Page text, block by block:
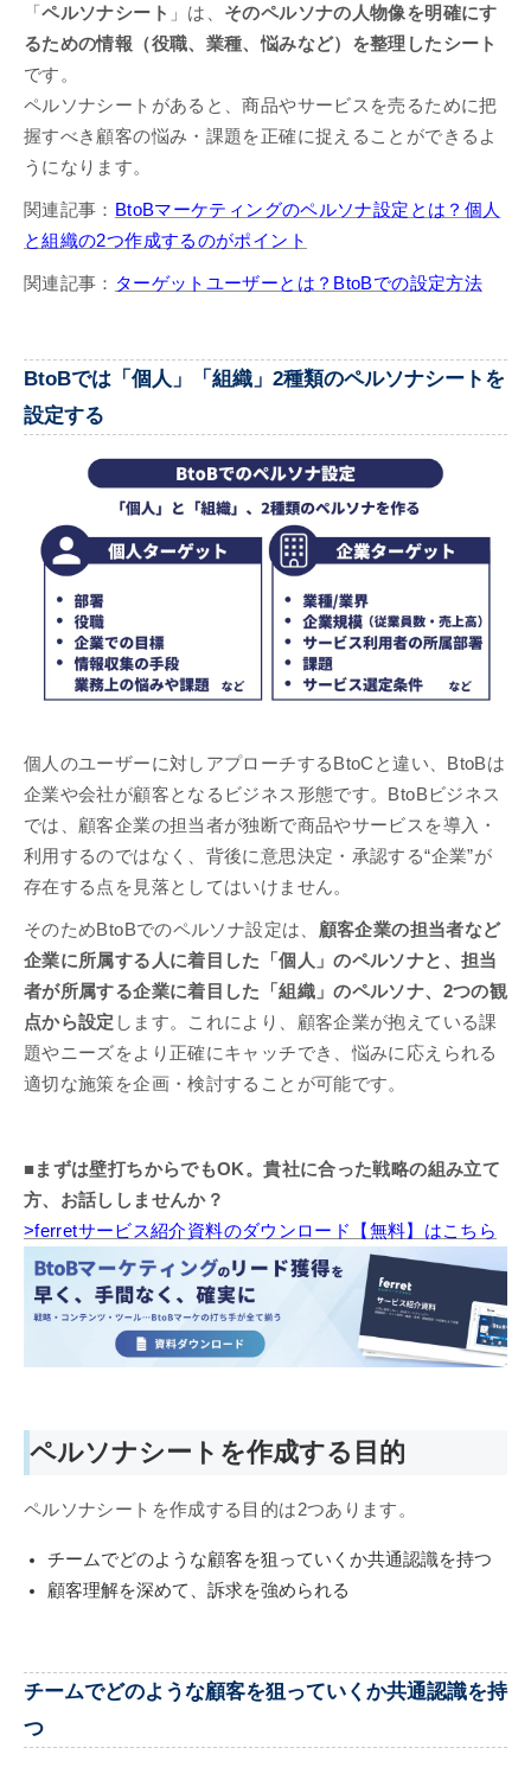
「ペルソナシート 」は、 そのペルソナの人物像を明確にす
るための情報（役職、業種、悩みなど）を整理したシート
です。
ペルソナシートがあると、商品やサービスを売るために把
握すべき顧客の悩み・課題を正確に捉えることができるよ
うになります。
関連記事： BtoBマーケティングのペルソナ設定とは？個人
と組織の2つ作成するのがポイント
関連記事： ターゲットユーザーとは？BtoBでの設定方法
BtoBでは「個人」「組織」2種類のペルソナシートを
設定する
個人のユーザーに対しアプローチするBtoCと違い、BtoBは
企業や会社が顧客となるビジネス形態です。BtoBビジネス
では、顧客企業の担当者が独断で商品やサービスを導入・
利用するのではなく、背後に意思決定・承認する“企業”が
存在する点を見落としてはいけません。
そのためBtoBでのペルソナ設定は、 顧客企業の担当者など
企業に所属する人に着目した「個人」のペルソナと、担当
者が所属する企業に着目した「組織」のペルソナ、2つの観
点から設定 します。これにより、顧客企業が抱えている課
題やニーズをより正確にキャッチでき、悩みに応えられる
適切な施策を企画・検討することが可能です。
■まずは壁打ちからでもOK。貴社に合った戦略の組み立て
方、お話ししませんか？
>ferretサービス紹介資料のダウンロード【無料】はこちら
ペルソナシートを作成する目的
ペルソナシートを作成する目的は2つあります。
チームでどのような顧客を狙っていくか共通認識を持つ
顧客理解を深めて、訴求を強められる
チームでどのような顧客を狙っていくか共通認識を持
つ